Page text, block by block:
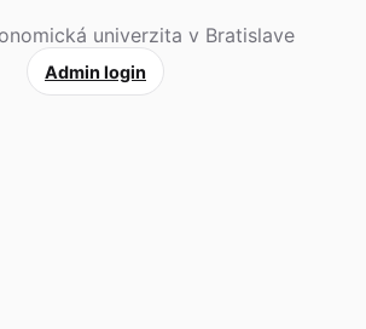
univerzita v Bratislave
Admin login